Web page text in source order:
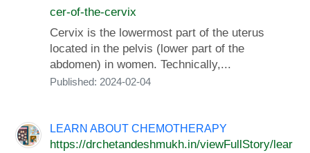
cer-of-the-cervix
Cervix is the lowermost part of the uterus
located in the pelvis (lower part of the
abdomen) in women. Technically,...
Published: 2024-02-04
LEARN ABOUT CHEMOTHERAPY
https://drchetandeshmukh.in/viewFullStory/lear